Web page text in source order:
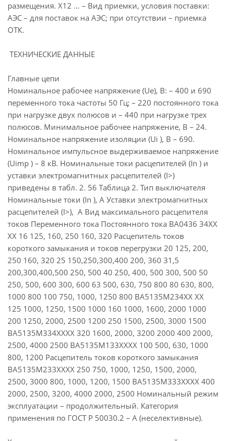
размещения. Х12 … – Вид приемки, условия поставки:
АЭС – для поставок на АЭС; при отсутствии – приемка
ОТК.
ТЕХНИЧЕСКИЕ ДАННЫЕ
Главные цепи
Номинальное рабочее напряжение (Ue), В: – 400 и 690
переменного тока частоты 50 Гц; – 220 постоянного тока
при нагрузке двух полюсов и – 440 при нагрузке трех
полюсов. Минимальное рабочее напряжение, В – 24.
Номинальное напряжение изоляции (Ui ), В – 690.
Номинальное импульсное выдерживаемое напряжение
(Uimp ) – 8 кВ. Номинальные токи расцепителей (In ) и
уставки электромагнитных расцепителей (I>)
приведены в табл. 2. 56 Таблица 2. Тип выключателя
Номинальные токи (In ), А Уставки электромагнитных
расцепителей (I>), А Вид максимального расцепителя
токов Переменного тока Постоянного тока ВА0436 34ХХ
ХХ 16 125, 160, 250 160, 320 Расцепитель токов
короткого замыкания и токов перегрузки 20 125, 200,
250 160, 320 25 150,250,300,400 200, 360 31,5
200,300,400,500 250, 500 40 250, 400, 500 300, 500 50
250, 500, 600 300, 600 63 500, 630, 750 800 80 630, 800,
1000 800 100 750, 1000, 1250 800 ВА5135М234ХХ ХХ
125 1000, 1250, 1500 1000 160 1000, 1600, 2000 1000
200 1250, 2000, 2500 1200 250 1500, 2500, 3000 1500
ВА5135М334ХХХХ 320 1600, 2000, 3200 2000 400 2000,
2500, 4000 2500 ВА5135М133ХХХХ 100 500, 630, 1000
800, 1200 Расцепитель токов короткого замыкания
ВА5135М233ХХХХ 250 750, 1000, 1250, 1500, 2000,
2500, 3000 800, 1000, 1200, 1500 ВА5135М333ХХХХ 400
2000, 2500, 3200, 4000 2000, 2500 Номинальный режим
эксплуатации – продолжительный. Категория
применения по ГОСТ Р 50030.2 – А (неселективные).